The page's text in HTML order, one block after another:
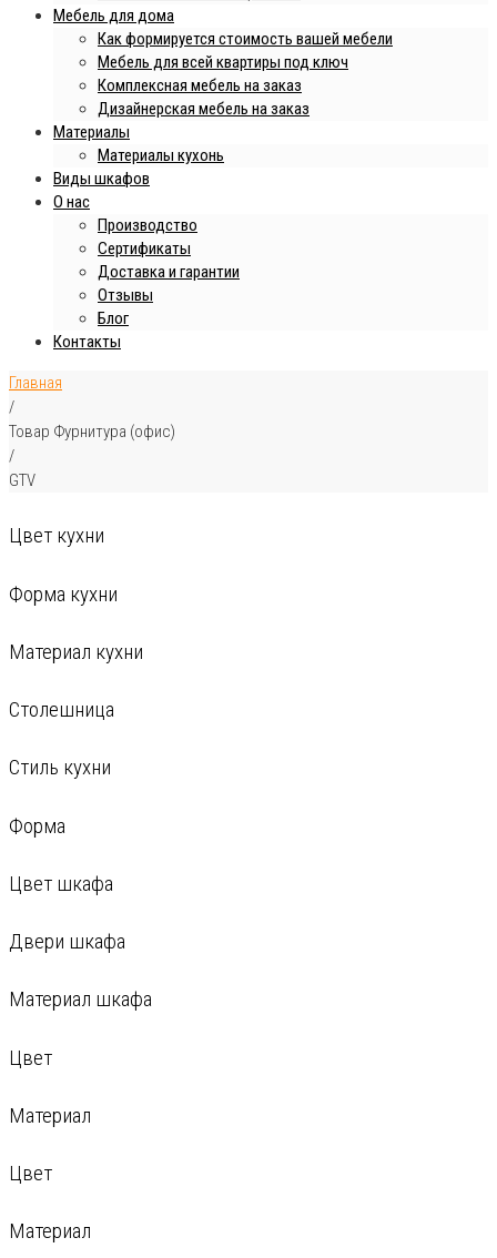
Мебель для дома
Как формируется стоимость вашей мебели
Мебель для всей квартиры под ключ
Комплексная мебель на заказ
Дизайнерская мебель на заказ
Материалы
Материалы кухонь
Виды шкафов
О нас
Производство
Сертификаты
Доставка и гарантии
Отзывы
Блог
Контакты
Главная
/
Товар Фурнитура (офис)
/
GTV
Цвет кухни
Форма кухни
Материал кухни
Столешница
Стиль кухни
Форма
Цвет шкафа
Двери шкафа
Материал шкафа
Цвет
Материал
Цвет
Материал